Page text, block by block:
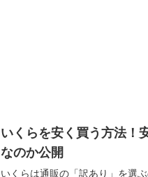
いくらを安く買う方法！
なのか公開
いくらは通販の「訳あり」を選